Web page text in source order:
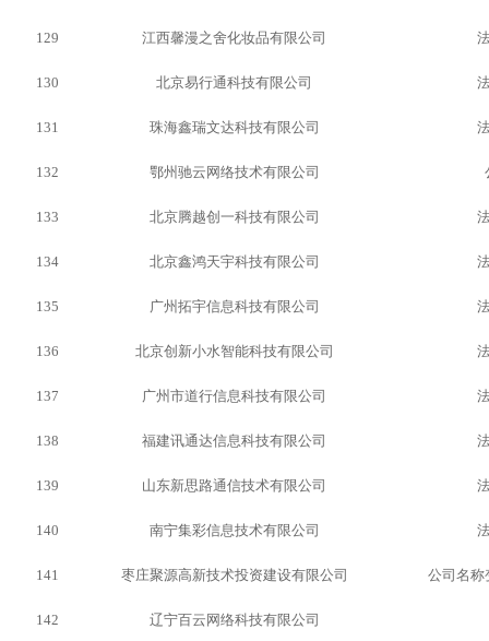
129 江西馨漫之舍化妆品有限公司
130 北京易行通科技有限公司
131 珠海鑫瑞文达科技有限公司
132 鄂州驰云网络技术有限公司
133 北京腾越创一科技有限公司
134 北京鑫鸿天宇科技有限公司
135 广州拓宇信息科技有限公司
136 北京创新小水智能科技有限公司
137 广州市道行信息科技有限公司
138 福建讯通达信息科技有限公司
139 山东新思路通信技术有限公司
140 南宁集彩信息技术有限公司
141 枣庄聚源高新技术投资建设有限公司 公司名称
142 辽宁百云网络科技有限公司